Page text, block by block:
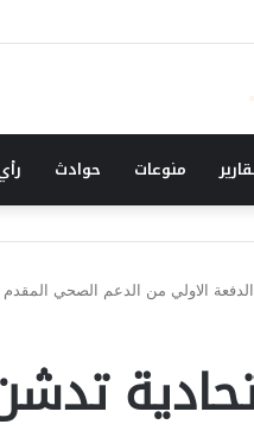
يكتب : نقطة وسطر جديد … حكومة
منوعات حوادث
الاولي من الدعم الصحي المقدم